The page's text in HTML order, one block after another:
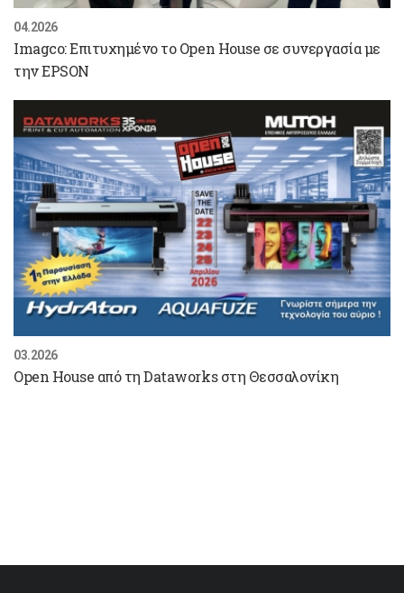
04.2026
Imagco: Επιτυχημένο το Open House σε συνεργασία με
την EPSON
03.2026
Open House από τη Dataworks στη Θεσσαλονίκη